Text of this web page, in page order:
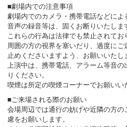
■劇場内での注意事項
劇場内でのカメラ・携帯電話などによ
音声の録音等は、固くお断りいたしま
これらの行為は法律でも禁止されてお
周囲の方の視界を塞いだり、過度に
止めくださいますよう、お願いいたし
上演中は、携帯電話、アラーム等音
りください。
喫煙は所定の喫煙コーナーでお願いい
■ご来場される際のお願い
会場周辺では通行の妨げや近隣の方
慮をお願いします。